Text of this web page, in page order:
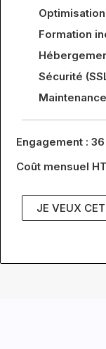
Formation
Sécurité
Engagement :
Coût mensuel
JE VEUX